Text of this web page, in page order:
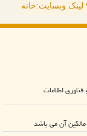
لینک وبسایت:خانه
اطلاعات